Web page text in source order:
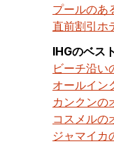
プールのあ
直前割引ホ
IHGのベス
ビーチ沿い
オールイン
カンクンの
コスメルの
ジャマイカ